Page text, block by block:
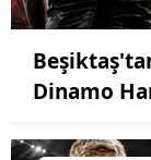
Dinamo